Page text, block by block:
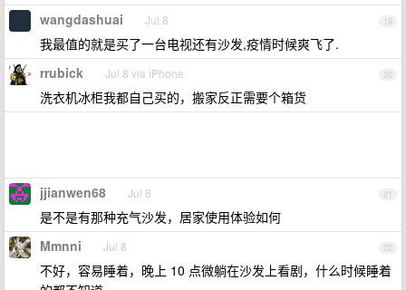
19
wangdashuai Jul 8
我最值的就是买了一台电视还有沙发,疫情时候爽飞了.
20
rrubick Jul 8 via iPhone
洗衣机冰柜我都自己买的，搬家反正需要个箱货
21
jjianwen68 Jul 8
是不是有那种充气沙发，居家使用体验如何
22
Mmnni Jul 8
不好，容易睡着，晚上 10 点微躺在沙发上看剧，什么时候睡着